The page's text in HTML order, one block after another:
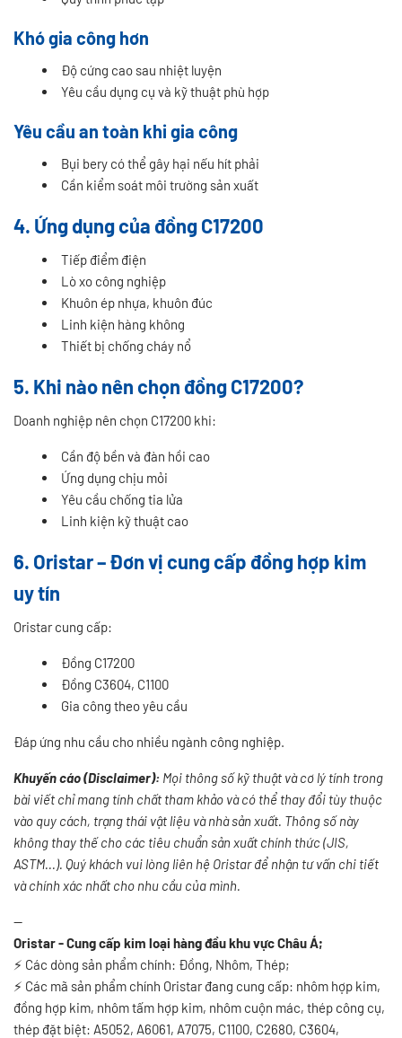
Khó gia công hơn
Độ cứng cao sau nhiệt luyện
Yêu cầu dụng cụ và kỹ thuật phù hợp
Yêu cầu an toàn khi gia công
Bụi bery có thể gây hại nếu hít phải
Cần kiểm soát môi trường sản xuất
4. Ứng dụng của đồng C17200
Tiếp điểm điện
Lò xo công nghiệp
Khuôn ép nhựa, khuôn đúc
Linh kiện hàng không
Thiết bị chống cháy nổ
5. Khi nào nên chọn đồng C17200?
Doanh nghiệp nên chọn C17200 khi:
Cần độ bền và đàn hồi cao
Ứng dụng chịu mỏi
Yêu cầu chống tia lửa
Linh kiện kỹ thuật cao
6. Oristar – Đơn vị cung cấp đồng hợp kim
uy tín
Oristar cung cấp:
Đồng C17200
Đồng C3604, C1100
Gia công theo yêu cầu
Đáp ứng nhu cầu cho nhiều ngành công nghiệp.
Khuyến cáo (Disclaimer): Mọi thông số kỹ thuật và cơ lý tính trong
bài viết chỉ mang tính chất tham khảo và có thể thay đổi tùy thuộc
vào quy cách, trạng thái vật liệu và nhà sản xuất. Thông số này
không thay thế cho các tiêu chuẩn sản xuất chính thức (JIS,
ASTM...). Quý khách vui lòng liên hệ Oristar để nhận tư vấn chi tiết
và chính xác nhất cho nhu cầu của mình.
--
Oristar - Cung cấp kim loại hàng đầu khu vực Châu Á;
⚡ Các dòng sản phẩm chính: Đồng, Nhôm, Thép;
⚡ Các mã sản phẩm chính Oristar đang cung cấp: nhôm hợp kim,
đồng hợp kim, nhôm tấm hợp kim, nhôm cuộn mác, thép công cụ,
thép đặt biệt: A5052, A6061, A7075, C1100, C2680, C3604,